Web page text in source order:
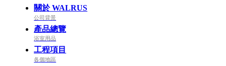
關於 WALRUS
公司背景
產品總覽
浴室用品
工程項目
各個地區